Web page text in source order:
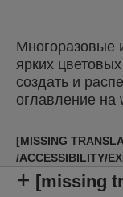
Многоразовые
ярких
создать и
оглавление на
[MISSING
/ACCESSIBILITY/
[missing